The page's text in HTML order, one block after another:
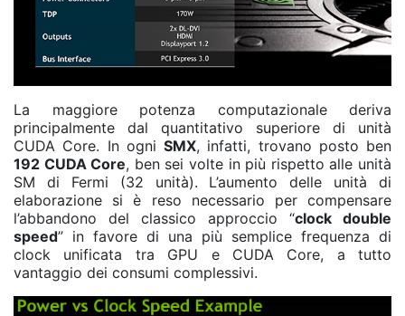
La maggiore potenza computazionale deriva
principalmente dal quantitativo superiore di unità
CUDA Core. In ogni SMX, infatti, trovano posto ben
192 CUDA Core, ben sei volte in più rispetto alle unità
SM di Fermi (32 unità). L’aumento delle unità di
elaborazione si è reso necessario per compensare
l’abbandono del classico approccio “clock double
speed” in favore di una più semplice frequenza di
clock unificata tra GPU e CUDA Core, a tutto
vantaggio dei consumi complessivi.